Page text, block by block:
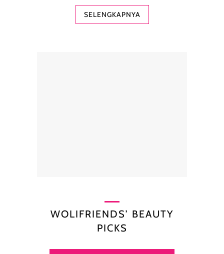
SELENGKAPNYA
WOLIFRIENDS’ BEAUTY
PICKS